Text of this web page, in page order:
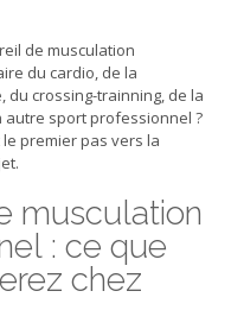
de musculation
du cardio, de la
du crossing-trainning, de la
autre sport professionnel ?
premier pas vers la
musculation
: ce que
chez